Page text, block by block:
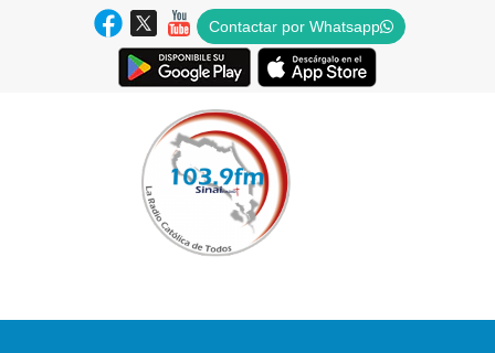
Contactar por Whatsapp